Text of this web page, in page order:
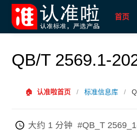
首页
QB/T 2569.1-
🏠 认准啦首页 / 标准信息库 /
大约 1 分钟 #QB_T